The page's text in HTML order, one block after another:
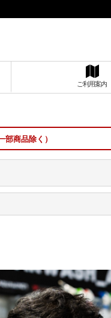
ご利用案内
部商品除く）